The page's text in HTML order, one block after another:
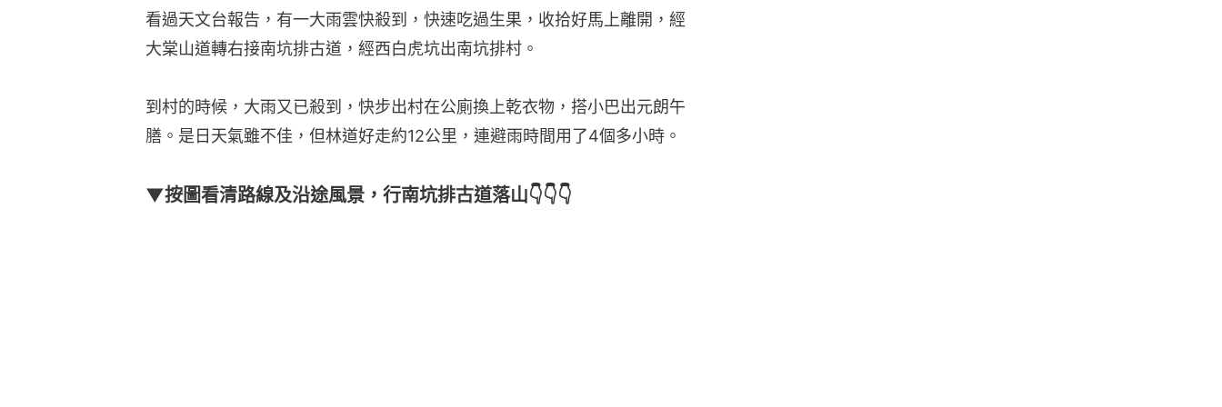
看過天文台報告，有一大雨雲快殺到，快速吃過生果，收拾好馬上離開，經
大棠山道轉右接南坑排古道，經西白虎坑出南坑排村。
到村的時候，大雨又已殺到，快步出村在公廁換上乾衣物，搭小巴出元朗午
膳。是日天氣雖不佳，但林道好走約12公里，連避雨時間用了4個多小時。
▼按圖看清路線及沿途風景，行南坑排古道落山👇👇👇